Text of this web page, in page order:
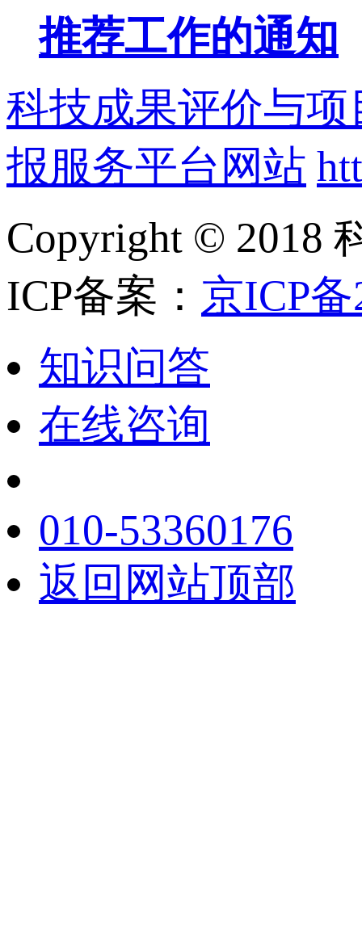
推荐工作的通知
科技成果评价与
报服务平台网站
Copyright © 2018
ICP备案： 京ICP
知识问答
在线咨询
010-53360176
返回网站顶部